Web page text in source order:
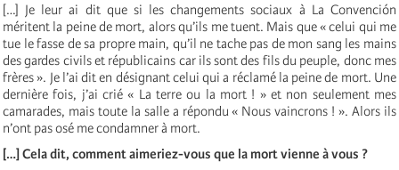
[…] Je leur ai dit que si les changements sociaux à La Convención
méritent la peine de mort, alors qu’ils me tuent. Mais que « celui qui me
tue le fasse de sa propre main, qu’il ne tache pas de mon sang les mains
des gardes civils et républicains car ils sont des fils du peuple, donc mes
frères ». Je l’ai dit en désignant celui qui a réclamé la peine de mort. Une
dernière fois, j’ai crié « La terre ou la mort ! » et non seulement mes
camarades, mais toute la salle a répondu « Nous vaincrons ! ». Alors ils
n’ont pas osé me condamner à mort.
[…] Cela dit, comment aimeriez-vous que la mort vienne à vous ?